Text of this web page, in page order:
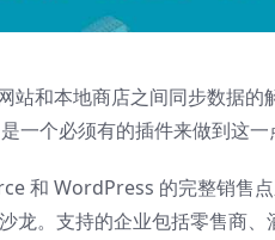
站和本地商店之间同步数据
一个必须有的插件来做到这一
和 WordPress 的完整销售
龙。支持的企业包括零售商